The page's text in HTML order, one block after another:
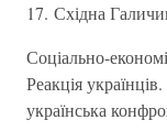
17. Східна
Соціально-
Реакція
українська